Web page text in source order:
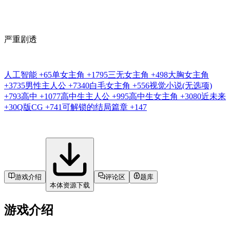
严重剧透
人工智能 +65单女主角 +1795三无女主角 +498大胸女主角
+3735男性主人公 +7340白毛女主角 +556视觉小说(无选项)
+793高中 +1077高中生主人公 +995高中生女主角 +3080近未来
+30Q版CG +741可解锁的结局篇章 +147
游戏介绍
本体资源下载
评论区 题库
游戏介绍